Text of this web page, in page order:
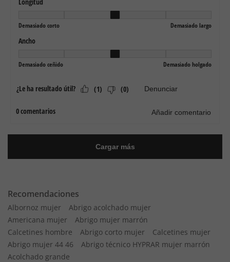
Recomendaciones
Albornoz mujer
Abrigo acolchado mujer
Americana mujer
Abrigo mujer marrón
Calcetines hombre
Abrigo corto mujer
Calcetines mujer
Abrigo mujer 44 46
Abrigo técnico HYPRAR mujer marrón
Acolchado grande